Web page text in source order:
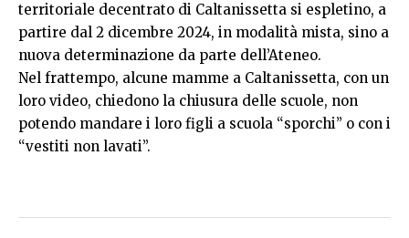
territoriale decentrato di Caltanissetta si espletino, a
partire dal 2 dicembre 2024, in modalità mista, sino a
nuova determinazione da parte dell’Ateneo.
Nel frattempo, alcune mamme a Caltanissetta, con un
loro video, chiedono la chiusura delle scuole, non
potendo mandare i loro figli a scuola “sporchi” o con i
“vestiti non lavati”.